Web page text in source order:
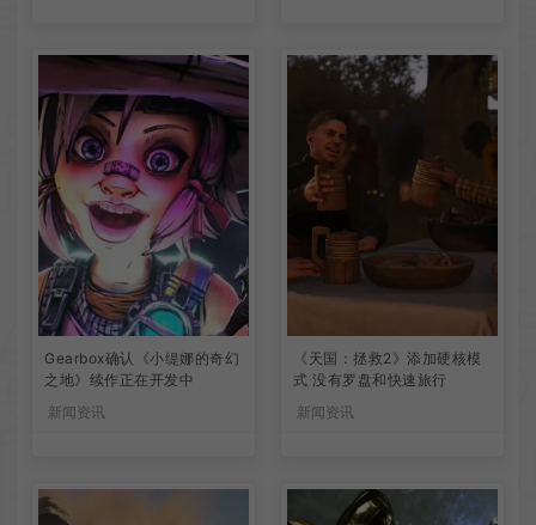
Gearbox确认《小缇娜的奇幻
之地》续作正在开发中
新闻资讯
《天国：拯救2》添加硬核模
式 没有罗盘和快速旅行
新闻资讯